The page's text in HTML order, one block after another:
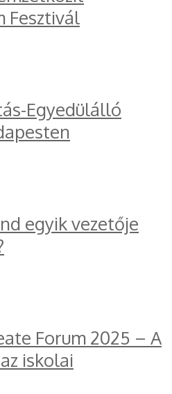
Fesztivál
Egyedülálló
egyik vezetője
Forum 2025 – A
iskolai